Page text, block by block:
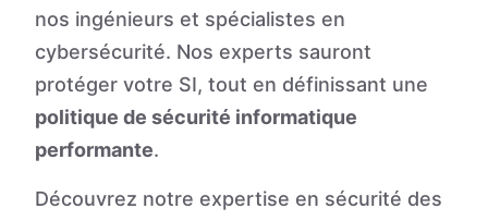
nos ingénieurs et spécialistes en
cybersécurité. Nos experts sauront
protéger votre SI, tout en définissant une
politique de sécurité informatique
performante.
Découvrez notre expertise en sécurité des